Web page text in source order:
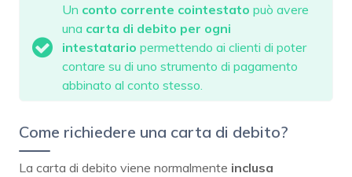
Un conto corrente cointestato può avere
una carta di debito per ogni
intestatario permettendo ai clienti di poter
contare su di uno strumento di pagamento
abbinato al conto stesso.
Come richiedere una carta di debito?
La carta di debito viene normalmente inclusa